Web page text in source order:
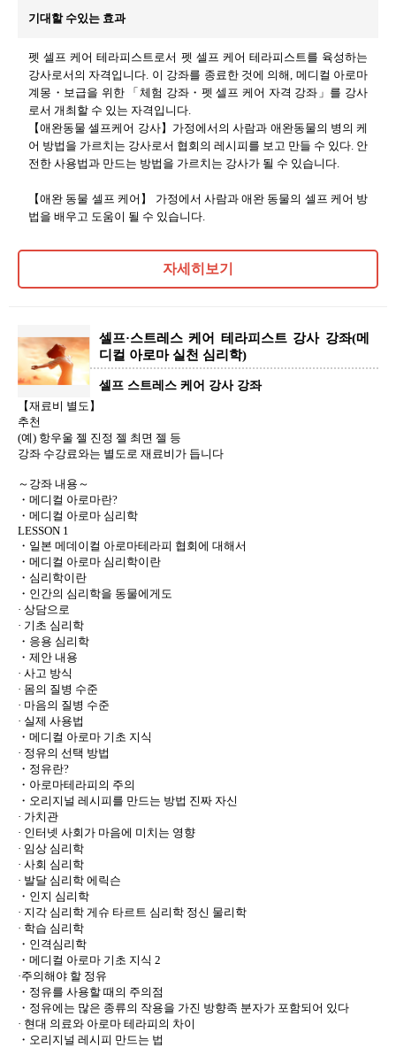
기대할 수있는 효과
펫 셀프 케어 테라피스트로서 펫 셀프 케어 테라피스트를 육성하는
강사로서의 자격입니다. 이 강좌를 종료한 것에 의해, 메디컬 아로마
계몽・보급을 위한 「체험 강좌・펫 셀프 케어 자격 강좌」를 강사
로서 개최할 수 있는 자격입니다.
【애완동물 셀프케어 강사】가정에서의 사람과 애완동물의 병의 케
어 방법을 가르치는 강사로서 협회의 레시피를 보고 만들 수 있다. 안
전한 사용법과 만드는 방법을 가르치는 강사가 될 수 있습니다.
【애완 동물 셀프 케어】 가정에서 사람과 애완 동물의 셀프 케어 방
법을 배우고 도움이 될 수 있습니다.
자세히보기
셀프·스트레스 케어 테라피스트 강사 강좌(메
디컬 아로마 실천 심리학)
셀프 스트레스 케어 강사 강좌
【재료비 별도】
추천
(예) 항우울 젤 진정 젤 최면 젤 등
강좌 수강료와는 별도로 재료비가 듭니다
～강좌 내용～
・메디컬 아로마란?
・메디컬 아로마 심리학
LESSON 1
・일본 메데이컬 아로마테라피 협회에 대해서
・메디컬 아로마 심리학이란
・심리학이란
・인간의 심리학을 동물에게도
· 상담으로
· 기초 심리학
・응용 심리학
・제안 내용
· 사고 방식
· 몸의 질병 수준
· 마음의 질병 수준
· 실제 사용법
・메디컬 아로마 기초 지식
· 정유의 선택 방법
・정유란?
・아로마테라피의 주의
・오리지널 레시피를 만드는 방법 진짜 자신
· 가치관
· 인터넷 사회가 마음에 미치는 영향
· 임상 심리학
· 사회 심리학
· 발달 심리학 에릭슨
・인지 심리학
· 지각 심리학 게슈 타르트 심리학 정신 물리학
· 학습 심리학
・인격심리학
・메디컬 아로마 기초 지식 2
·주의해야 할 정유
・정유를 사용할 때의 주의점
・정유에는 많은 종류의 작용을 가진 방향족 분자가 포함되어 있다
· 현대 의료와 아로마 테라피의 차이
・오리지널 레시피 만드는 법